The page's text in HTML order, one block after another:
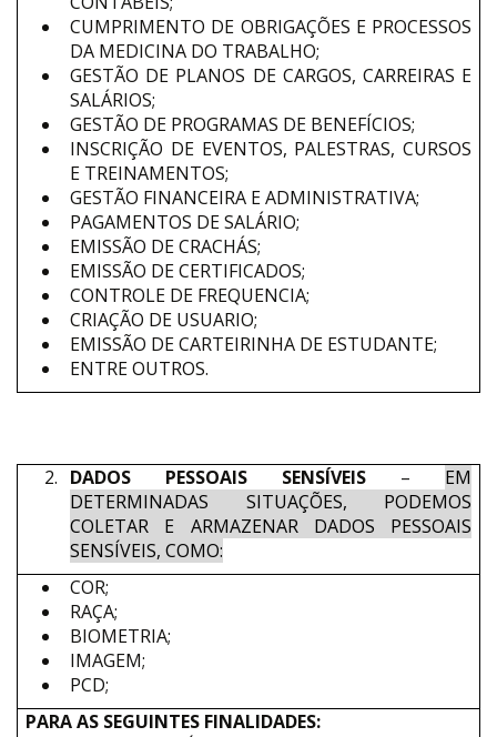
CUMPRIMENTO DE OBRIGAÇÕES E PROCESSOS
DA MEDICINA DO TRABALHO;
GESTÃO DE PLANOS DE CARGOS, CARREIRAS E
SALÁRIOS;
GESTÃO DE PROGRAMAS DE BENEFÍCIOS;
INSCRIÇÃO DE EVENTOS, PALESTRAS, CURSOS
E TREINAMENTOS;
GESTÃO FINANCEIRA E ADMINISTRATIVA;
PAGAMENTOS DE SALÁRIO;
EMISSÃO DE CRACHÁS;
EMISSÃO DE CERTIFICADOS;
CONTROLE DE FREQUENCIA;
CRIAÇÃO DE USUARIO;
EMISSÃO DE CARTEIRINHA DE ESTUDANTE;
ENTRE OUTROS.
DADOS PESSOAIS SENSÍVEIS – EM
DETERMINADAS SITUAÇÕES, PODEMOS
COLETAR E ARMAZENAR DADOS PESSOAIS
SENSÍVEIS, COMO:
COR;
RAÇA;
BIOMETRIA;
IMAGEM;
PCD;
PARA AS SEGUINTES FINALIDADES: